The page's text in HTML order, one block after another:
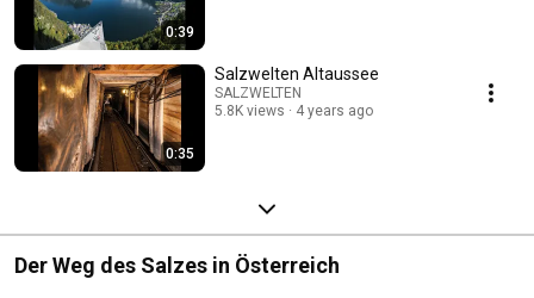
0:39
0:35
Salzwelten Altaussee
SALZWELTEN
5.8K views
4 years ago
Der Weg des Salzes in Österreich